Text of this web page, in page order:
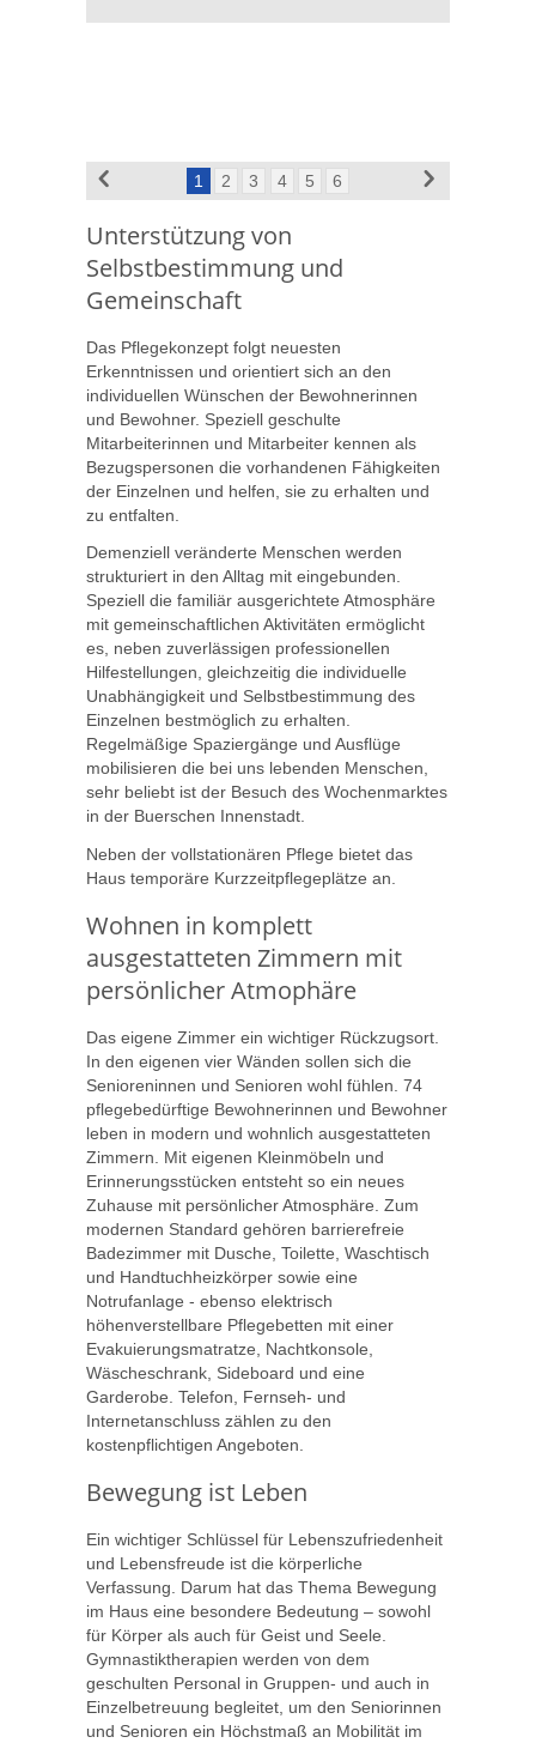
1 2 3 4 5 6
Unterstützung von
Selbstbestimmung und
Gemeinschaft
Das Pflegekonzept folgt neuesten
Erkenntnissen und orientiert sich an den
individuellen Wünschen der Bewohnerinnen
und Bewohner. Speziell geschulte
Mitarbeiterinnen und Mitarbeiter kennen als
Bezugspersonen die vorhandenen Fähigkeiten
der Einzelnen und helfen, sie zu erhalten und
zu entfalten.
Demenziell veränderte Menschen werden
strukturiert in den Alltag mit eingebunden.
Speziell die familiär ausgerichtete Atmosphäre
mit gemeinschaftlichen Aktivitäten ermöglicht
es, neben zuverlässigen professionellen
Hilfestellungen, gleichzeitig die individuelle
Unabhängigkeit und Selbstbestimmung des
Einzelnen bestmöglich zu erhalten.
Regelmäßige Spaziergänge und Ausflüge
mobilisieren die bei uns lebenden Menschen,
sehr beliebt ist der Besuch des Wochenmarktes
in der Buerschen Innenstadt.
Neben der vollstationären Pflege bietet das
Haus temporäre Kurzzeitpflegeplätze an.
Wohnen in komplett
ausgestatteten Zimmern mit
persönlicher Atmophäre
Das eigene Zimmer ein wichtiger Rückzugsort.
In den eigenen vier Wänden sollen sich die
Senioreninnen und Senioren wohl fühlen. 74
pflegebedürftige Bewohnerinnen und Bewohner
leben in modern und wohnlich ausgestatteten
Zimmern. Mit eigenen Kleinmöbeln und
Erinnerungsstücken entsteht so ein neues
Zuhause mit persönlicher Atmosphäre. Zum
modernen Standard gehören barrierefreie
Badezimmer mit Dusche, Toilette, Waschtisch
und Handtuchheizkörper sowie eine
Notrufanlage - ebenso elektrisch
höhenverstellbare Pflegebetten mit einer
Evakuierungsmatratze, Nachtkonsole,
Wäscheschrank, Sideboard und eine
Garderobe. Telefon, Fernseh- und
Internetanschluss zählen zu den
kostenpflichtigen Angeboten.
Bewegung ist Leben
Ein wichtiger Schlüssel für Lebenszufriedenheit
und Lebensfreude ist die körperliche
Verfassung. Darum hat das Thema Bewegung
im Haus eine besondere Bedeutung – sowohl
für Körper als auch für Geist und Seele.
Gymnastiktherapien werden von dem
geschulten Personal in Gruppen- und auch in
Einzelbetreuung begleitet, um den Seniorinnen
und Senioren ein Höchstmaß an Mobilität im